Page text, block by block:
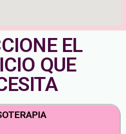
EL
QUE